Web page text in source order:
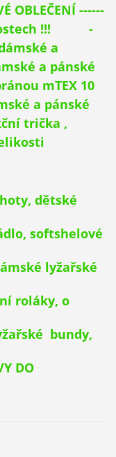
OBLEČENÍ ------
!!! -
a
a pánské
mTEX 10
a pánské
trička ,
dětské
softshelové
lyžařské
roláky, o
bundy,
DO